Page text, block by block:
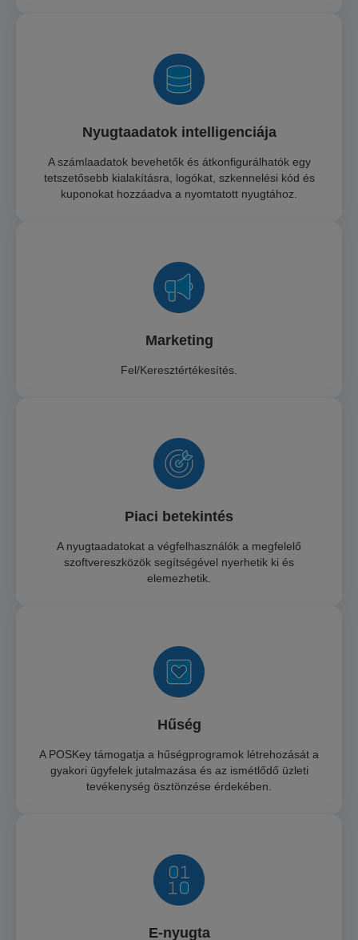
Nyugtaadatok intelligenciája
A számlaadatok bevehetők és átkonfigurálhatók egy
tetszetősebb kialakításra, logókat, szkennelési kód és
kuponokat hozzáadva a nyomtatott nyugtához.
Marketing
Fel/Keresztértékesítés.
Piaci betekintés
A nyugtaadatokat a végfelhasználók a megfelelő
szoftvereszközök segítségével nyerhetik ki és
elemezhetik.
Hűség
A POSKey támogatja a hűségprogramok létrehozását a
gyakori ügyfelek jutalmazása és az ismétlődő üzleti
tevékenység ösztönzése érdekében.
E-nyugta